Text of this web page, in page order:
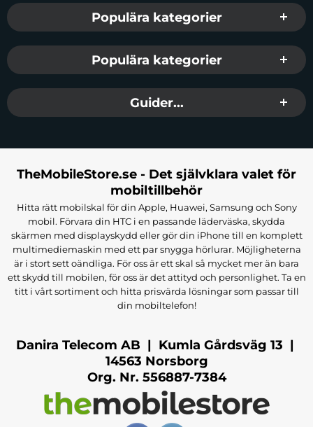
Populära kategorier
Populära kategorier
Guider...
TheMobileStore.se - Det självklara valet för
mobiltillbehör
Hitta rätt mobilskal för din Apple, Huawei, Samsung och Sony
mobil. Förvara din HTC i en passande läderväska, skydda
skärmen med displayskydd eller gör din iPhone till en komplett
multimediemaskin med ett par snygga hörlurar. Möjligheterna
är i stort sett oändliga. För oss är ett skal så mycket mer än bara
ett skydd till mobilen, för oss är det attityd och personlighet. Ta en
titt i vårt sortiment och hitta prisvärda lösningar som passar till
din mobiltelefon!
Danira Telecom AB | Kumla Gårdsväg 13 |
14563 Norsborg
Org. Nr. 556887-7384